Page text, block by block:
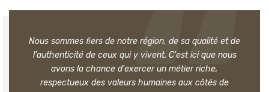
Nous sommes fiers de notre région, de sa qualité et de
l'authenticité de ceux qui y vivent. C'est ici que nous
avons la chance d'exercer un métier riche,
respectueux des valeurs humaines aux côtés de